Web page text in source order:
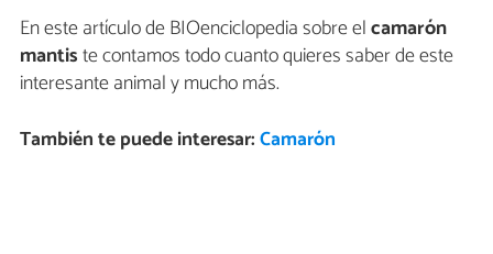
En este artículo de BIOenciclopedia sobre elcamarón
mantiste contamos todo cuanto quieres saber de este
interesante animal y mucho más.
También te puede interesar:Camarón